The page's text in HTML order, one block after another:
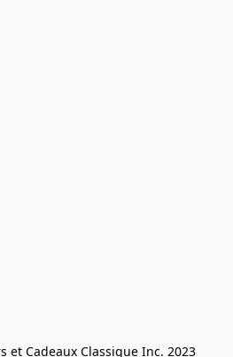
et Cadeaux Classique Inc. 2023